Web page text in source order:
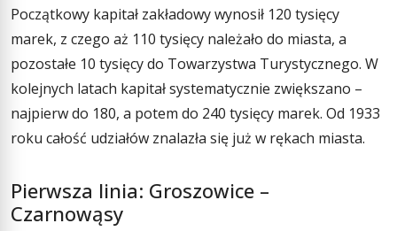
Początkowy kapitał zakładowy wynosił 120 tysięcy
marek, z czego aż 110 tysięcy należało do miasta, a
pozostałe 10 tysięcy do Towarzystwa Turystycznego. W
kolejnych latach kapitał systematycznie zwiększano –
najpierw do 180, a potem do 240 tysięcy marek. Od 1933
roku całość udziałów znalazła się już w rękach miasta.
Pierwsza linia: Groszowice –
Czarnowąsy